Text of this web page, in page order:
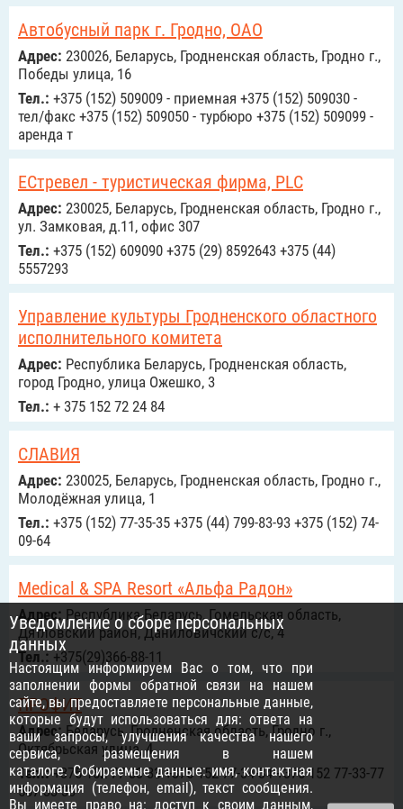
Автобусный парк г. Гродно, ОАО
Адрес: 230026, Беларусь, Гродненская область, Гродно г.,
Победы улица, 16
Тел.: +375 (152) 509009 - приемная +375 (152) 509030 -
тел/факс +375 (152) 509050 - турбюро +375 (152) 509099 -
аренда т
ЕСтревел - туристическая фирма, PLC
Адрес: 230025, Беларусь, Гродненская область, Гродно г.,
ул. Замковая, д.11, офис 307
Тел.: +375 (152) 609090 +375 (29) 8592643 +375 (44)
5557293
Управление культуры Гродненского областного
исполнительного комитета
Адрес: Республика Беларусь, Гродненская область,
город Гродно, улица Ожешко, 3
Тел.: + 375 152 72 24 84
СЛАВИЯ
Адрес: 230025, Беларусь, Гродненская область, Гродно г.,
Молодёжная улица, 1
Тел.: +375 (152) 77-35-35 +375 (44) 799-83-93 +375 (152) 74-
09-64
Medical & SPA Resort «Альфа Радон»
Адрес:Республика Беларусь, Гомельская область,
Дятловский район, Даниловичский с/с, 4
Тел.: +375(29)366-88-11
ПРОФИТ
Адрес:Беларусь, Гродненская область, Гродно г.,
Октябрьская улица, 4
Тел.:+375 152 77-33-33 +375 152 77-34-34 +375 152 77-33-77
587-33-33
Уведомление о сборе персональных
данных
Настоящим информируем Вас о том, что при
заполнении формы обратной связи на нашем
сайте, вы предоставляете персональные данные,
которые будут использоваться для: ответа на
ваши запросы, улучшения качества нашего
сервиса, размещения в нашем
каталоге. Собираемые данные: имя, контактная
информация (телефон, email), текст сообщения.
Вы имеете право на: доступ к своим данным,